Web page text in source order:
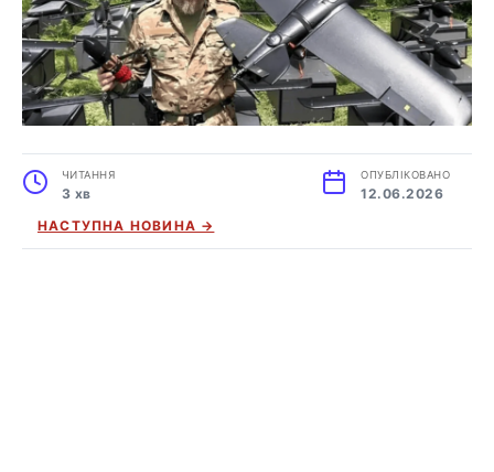
ЧИТАННЯ
3 хв
ОПУБЛІКОВАНО
12.06.2026
НАСТУПНА НОВИНА →